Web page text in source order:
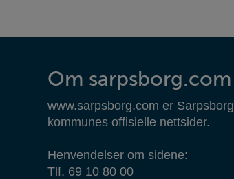
Om sarpsborg.com
www.sarpsborg.com er Sarpsborg
kommunes offisielle nettsider.
Henvendelser om sidene:
Tlf. 69 10 80 00